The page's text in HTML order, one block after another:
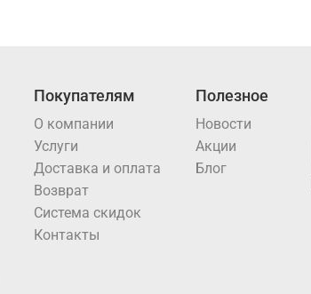
Покупателям
О компании
Услуги
Доставка и оплата
Возврат
Система скидок
Контакты
Полезное
Новости
Акции
Блог